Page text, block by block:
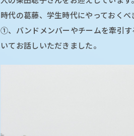
時代の葛藤、学生時代にやっておく
①、バンドメンバーやチームを牽引
いてお話しいただきました。